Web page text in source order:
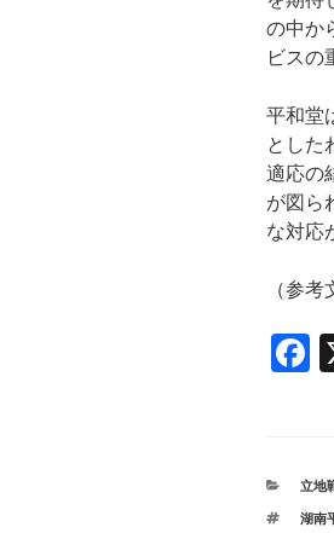
の中か
ビスの
平和堂
とした
適応の
が図ら
な対応
（参
F
e
b
カ
ゴ
立地
タ
湖南